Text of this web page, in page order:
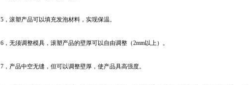
5，滚塑产品可以填充发泡材料，实现保温。
6，无须调整模具，滚塑产品的壁厚可以自由调整（2mm以上）。
7，产品中空无缝，但可以调整壁厚，使产品具高强度。